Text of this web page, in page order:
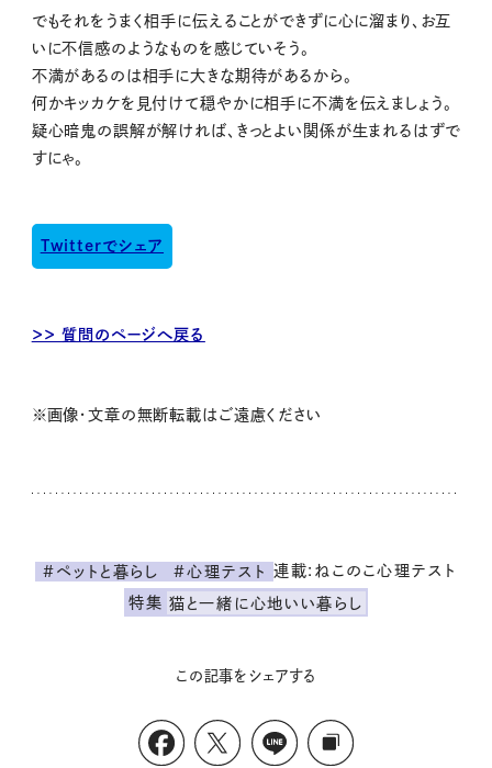
でもそれをうまく相手に伝えることができずに心に溜まり、お互
いに不信感のようなものを感じていそう。
不満があるのは相手に大きな期待があるから。
何かキッカケを見付けて穏やかに相手に不満を伝えましょう。
疑心暗鬼の誤解が解ければ、きっとよい関係が生まれるはずで
すにゃ。
Twitterでシェア
＞＞ 質問のページへ戻る
※画像・文章の無断転載はご遠慮ください
#ペットと暮らし #心理テスト 連載:ねこのこ心理テスト
特集 猫と一緒に心地いい暮らし
この記事をシェアする